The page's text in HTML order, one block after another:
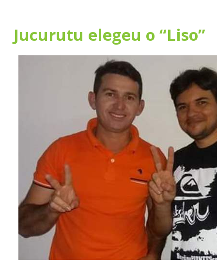
Jucurutu elegeu o “Liso”